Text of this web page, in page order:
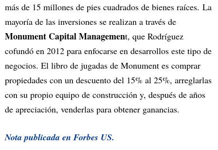
más de 15 millones de pies cuadrados de bienes raíces. La
mayoría de las inversiones se realizan a través de
Monument Capital Management, que Rodríguez
cofundó en 2012 para enfocarse en desarrollos este tipo de
negocios. El libro de jugadas de Monument es comprar
propiedades con un descuento del 15% al 25%, arreglarlas
con su propio equipo de construcción y, después de años
de apreciación, venderlas para obtener ganancias.
Nota publicada en Forbes US.